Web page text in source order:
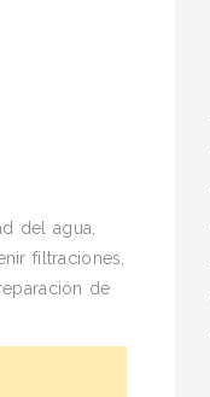
del agua,
filtraciones,
de